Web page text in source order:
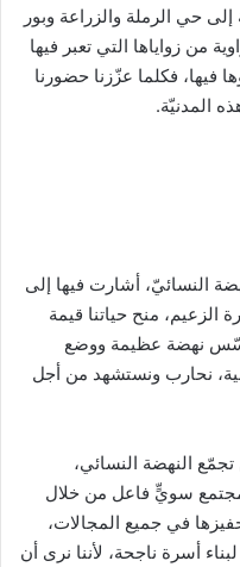
حي الرملة والزراعة وبور
من زواياها التي تعبر فيها
فكلما عزّزنا حضورنا
المدنيّة.
النسائيّ، أشارت فيها إلى
مولد حضرة الزعيم، منح حياتنا قيمة
أسّس نهضة عظيمة ووضع
نحارب ونستشهد من أجل
النهضة النسائي،
سويٍّ فاعل من خلال
في جميع المجالات،
أسرة ناجحة، لأننا نرى أن